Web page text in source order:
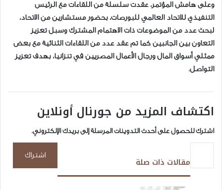
وعلى هامش المؤتمر، عقدت سلسلة من اللقاءات مع الرئيس
التنفيذي للاتحاد العالمي للبورصات، بحضور مستشارين من الاتحاد،
لبحث عدد من الموضوعات ذات الاهتمام المشترك وسبل تعزيز
التعاون بين الجانبين كما تم عقد عدد من اللقاءات الثنائية مع بعض
ممثلي أسواق المال ورجال الأعمال المصريين في تنزانيا، بهدف تعزيز
التواصل.
اكتشاف المزيد من جورنال أونلاين
اشترك للحصول على أحدث التدوينات المرسلة إلى بريدك الإلكتروني.
كتابة بريدك الإلكتروني...
مقالات ذات صلة
اشتراك